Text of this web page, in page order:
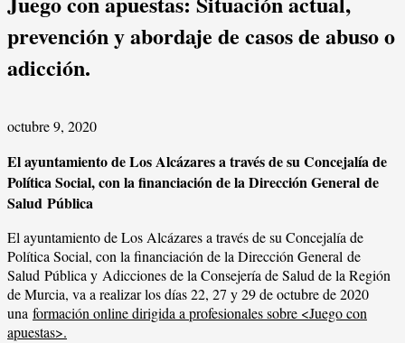
prevención y abordaje de casos de abuso o
adicción.
octubre 9, 2020
El ayuntamiento de Los Alcázares a través de su Concejalía de
Política Social, con la financiación de la Dirección General de
Salud Pública
El ayuntamiento de Los Alcázares a través de su Concejalía de
Política Social, con la financiación de la Dirección General de
Salud Pública y Adicciones de la Consejería de Salud de la Región
de Murcia, va a realizar los días 22, 27 y 29 de octubre de 2020
una formación online dirigida a profesionales sobre <Juego con
apuestas>.